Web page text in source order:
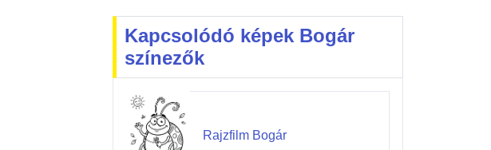
Kapcsolódó képek Bogár
színezők
Rajzfilm Bogár